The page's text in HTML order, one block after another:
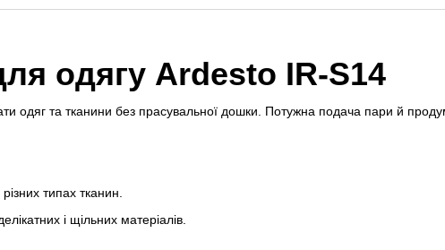
одягу Ardesto IR-S14
одяг та тканини без прасувальної дошки. Потужна подача пари й
типах тканин.
і щільних матеріалів.